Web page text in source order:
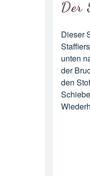
Der
Dieser
unten
der
den